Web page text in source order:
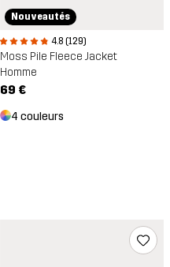
Nouveautés
4.8 (129)
Moss Pile Fleece Jacket
Homme
69 €
4 couleurs